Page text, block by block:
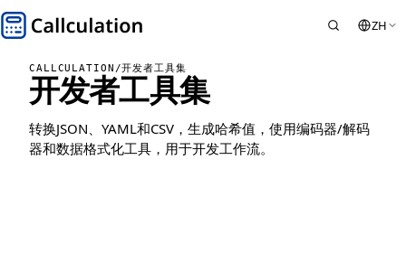
ZH
CALLCULATION /开发者工具集
开发者工具集
转换JSON、YAML和CSV，生成哈希值，使用编码器/解码
器和数据格式化工具，用于开发工作流。